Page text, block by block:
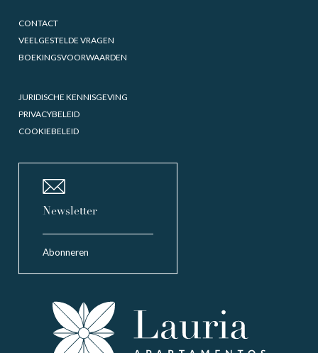
CONTACT
VEELGESTELDE VRAGEN
BOEKINGSVOORWAARDEN
JURIDISCHE KENNISGEVING
PRIVACYBELEID
COOKIEBELEID
Newsletter
Abonneren